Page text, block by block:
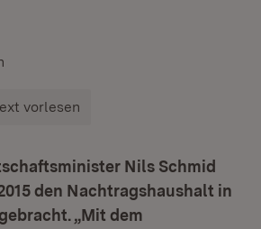
vorlesen
Nils Schmid
den Nachtragshaushalt in
„Mit dem